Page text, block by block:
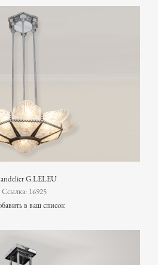
G.LELEU
Ссылка: 16925
в ваш список